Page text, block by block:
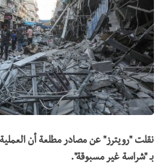
نقلت "رويترز" عن مصادر مطلعة أن
بـ "شراسة غير مسبوقة".